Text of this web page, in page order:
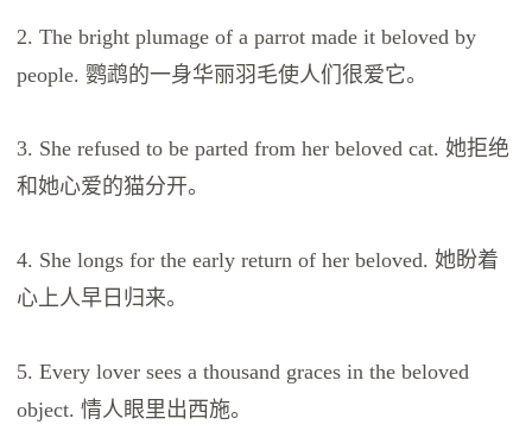
2. The bright plumage of a parrot made it beloved by
people. 鹦鹉的一身华丽羽毛使人们很爱它。
3. She refused to be parted from her beloved cat. 她拒绝
和她心爱的猫分开。
4. She longs for the early return of her beloved. 她盼着
心上人早日归来。
5. Every lover sees a thousand graces in the beloved
object. 情人眼里出西施。